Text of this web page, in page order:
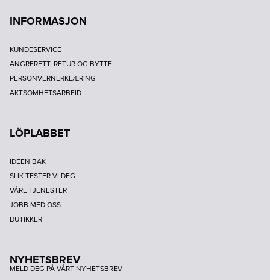
INFORMASJON
KUNDESERVICE
ANGRERETT, RETUR OG BYTTE
PERSONVERNERKLÆRING
AKTSOMHETSARBEID
LÖPLABBET
IDEEN BAK
SLIK TESTER VI DEG
VÅRE TJENESTER
JOBB MED OSS
BUTIKKER
NYHETSBREV
MELD DEG PÅ VÅRT NYHETSBREV